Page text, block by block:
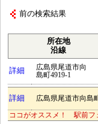
前の検索結果
所在地
沿線
詳細
広島県尾道市向
島町4919-1
詳細 広島県尾道市向島
ココがオススメ！ 駅前フ